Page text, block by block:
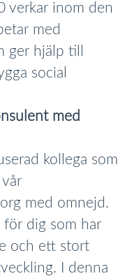
verkar inom den
med
ger hjälp till
social
med
kollega som
med omnejd.
för dig som har
och ett stort
I denna